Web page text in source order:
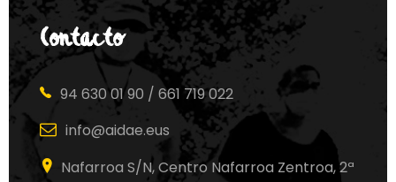
Contacto
94 630 01 90 / 661 719 022
info@aidae.eus
Nafarroa S/N, Centro Nafarroa Zentroa, 2ª